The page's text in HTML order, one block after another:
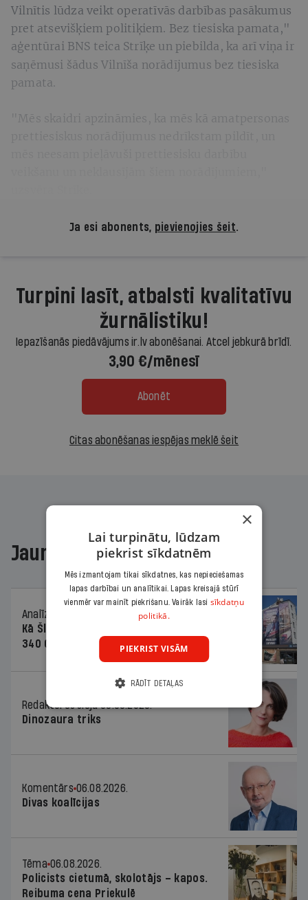
Vilnītis lūdza veikt operatīvās darbības pasākumus
pret atsevišķiem politiķiem. Bez tiesiska pamata,"
aģentūrai BNS teica Strīķe un piebilda, ka arī viņa ir
saņēmusi šādus Vilnīša norādījumus bez tiesiska
pamata.
"Mēs skaidri apzināmies, ka mēs kā amatpersonas
Ja esi abonents, pievienojies šeit.
Turpini lasīt, atbalsti kvalitatīvu
žurnālistiku!
Iepazīšanās piedāvājums ir.lv abonēšanai. Atcel jebkurā brīdī.
3,90 €/mēnesī
Abonēt
Citas abonēšanas iespējas meklē šeit
Jaunākajā žurnālā
Analīze
Kā Šlesera partija palika nesodīta par
340 000 vērtu reklāmas kampaņu
Redaktores sleja 06.08.2026.
Dinozaura triks
Komentārs 06.08.2026.
Divas koalīcijas
Tēma 06.08.2026.
Policists cietumā, skolotājs – kapos.
Reibuma cena Priekulē
×
Lai turpinātu, lūdzam
piekrist sīkdatnēm
Mēs izmantojam tikai sīkdatnes, kas nepieciešamas
lapas darbībai un analītikai. Lapas kreisajā stūrī
vienmēr var mainīt piekrišanu. Vairāk lasi sīkdatņu
politikā.
PIEKRIST VISĀM
RĀDĪT DETAĻAS